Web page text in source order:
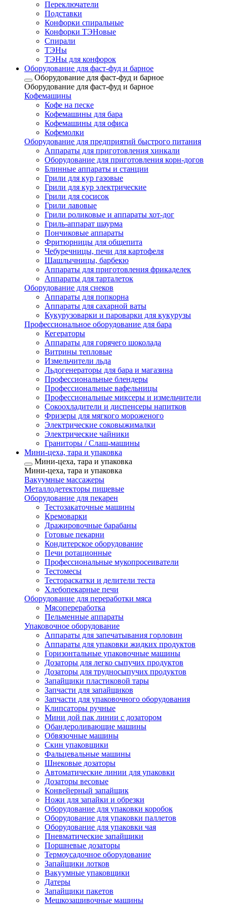
Переключатели
Подставки
Конфорки спиральные
Конфорки ТЭНовые
Спирали
ТЭНы
ТЭНы для конфорок
Оборудование для фаст-фуд и барное
Оборудование для фаст-фуд и барное
Оборудование для фаст-фуд и барное
Кофемашины
Кофе на песке
Кофемашины для бара
Кофемашины для офиса
Кофемолки
Оборудование для предприятий быстрого питания
Аппараты для приготовления хинкали
Оборудование для приготовления корн-догов
Блинные аппараты и станции
Грили для кур газовые
Грили для кур электрические
Грили для сосисок
Грили лавовые
Грили роликовые и аппараты хот-дог
Гриль-аппарат шаурма
Пончиковые аппараты
Фритюрницы для общепита
Чебуречницы, печи для картофеля
Шашлычницы, барбекю
Аппараты для приготовления фрикаделек
Аппараты для тарталеток
Оборудование для снеков
Аппараты для попкорна
Аппараты для сахарной ваты
Кукурузоварки и пароварки для кукурузы
Профессиональное оборудование для бара
Кегераторы
Аппараты для горячего шоколада
Витрины тепловые
Измельчители льда
Льдогенераторы для бара и магазина
Профессиональные блендеры
Профессиональные вафельницы
Профессиональные миксеры и измельчители
Сокоохладители и диспенсеры напитков
Фризеры для мягкого мороженого
Электрические соковыжималки
Электрические чайники
Граниторы / Слаш-машины
Мини-цеха, тара и упаковка
Мини-цеха, тара и упаковка
Мини-цеха, тара и упаковка
Вакуумные массажеры
Металлодетекторы пищевые
Оборудование для пекарен
Тестозакаточные машины
Кремоварки
Дражировочные барабаны
Готовые пекарни
Кондитерское оборудование
Печи ротационные
Профессиональные мукопросеиватели
Тестомесы
Тестораскатки и делители теста
Хлебопекарные печи
Оборудование для переработки мяса
Мясопереработка
Пельменные аппараты
Упаковочное оборудование
Аппараты для запечатывания горловин
Аппараты для упаковки жидких продуктов
Горизонтальные упаковочные машины
Дозаторы для легко сыпучих продуктов
Дозаторы для трудносыпучих продуктов
Запайщики пластиковой тары
Запчасти для запайщиков
Запчасти для упаковочного оборудования
Клипсаторы ручные
Мини дой пак линии с дозатором
Обандероливающие машины
Обвязочные машины
Скин упаковщики
Фальцевальные машины
Шнековые дозаторы
Автоматические линии для упаковки
Дозаторы весовые
Конвейерный запайщик
Ножи для запайки и обрезки
Оборудование для упаковки коробок
Оборудование для упаковки паллетов
Оборудование для упаковки чая
Пневматические запайщики
Поршневые дозаторы
Термоусадочное оборудование
Запайщики лотков
Вакуумные упаковщики
Датеры
Запайщики пакетов
Мешкозашивочные машины